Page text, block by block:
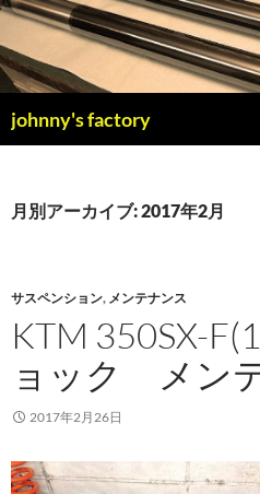
johnny's factory
索
ン
キ
ッ
プ
月別アーカイブ: 2017年2月
サスペンション, メンテナンス
KTM 350SX-
ョック メン
2017年2月26日